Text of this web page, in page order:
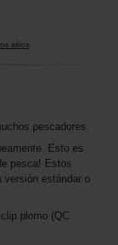
sitios
pescadores.
Esto es
pesca! Estos
versión estándar o
plomo (QC